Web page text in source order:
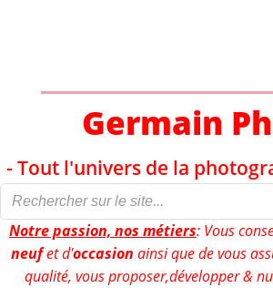
Germain
- Tout l'univers de la
Notre passion, nos métiers: Vous
neufet d'occasion ainsi que de vous
qualité, vous proposer,développer &